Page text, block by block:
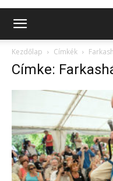
Kezdőlap Címkék
Címke: